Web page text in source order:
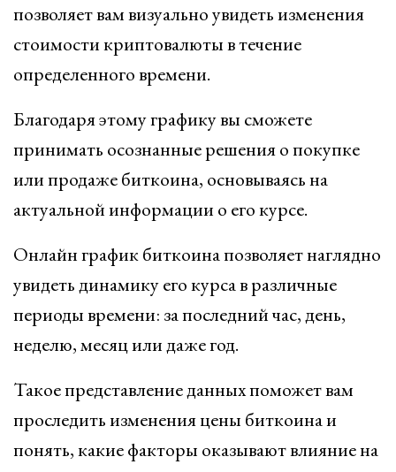
позволяет вам визуально увидеть изменения
стоимости криптовалюты в течение
определенного времени.
Благодаря этому графику вы сможете
принимать осознанные решения о покупке
или продаже биткоина, основываясь на
актуальной информации о его курсе.
Онлайн график биткоина позволяет наглядно
увидеть динамику его курса в различные
периоды времени: за последний час, день,
неделю, месяц или даже год.
Такое представление данных поможет вам
проследить изменения цены биткоина и
понять, какие факторы оказывают влияние на